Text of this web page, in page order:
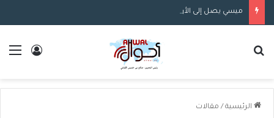
ميسي يصل إلى الأرجنتين.. الكشف عن تفاصيل جنازة والده
الرئيسية / مقالات